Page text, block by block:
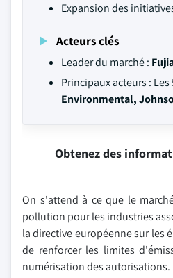
Expansion des
Acteurs clés
Leader du marché :
Principaux acteurs :
Environmental,
Obtenez des
On s'attend à ce que le
pollution pour les industries
la directive européenne sur les
de renforcer les limites
numérisation des autorisations.